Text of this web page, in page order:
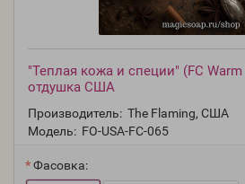
"Теплая кожа и специи" (FC
отдушка США
Производитель: The Flaming, США
Модель: FO-USA-FC-065
Фасовка: